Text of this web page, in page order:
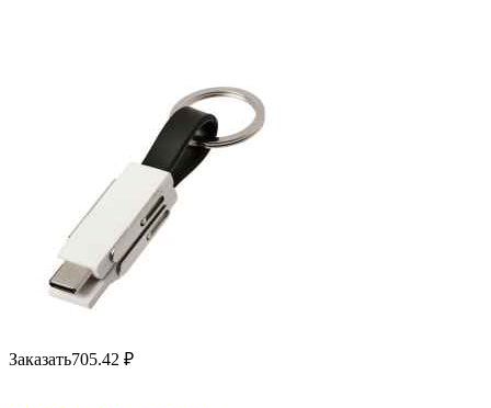
Заказать705.42 ₽